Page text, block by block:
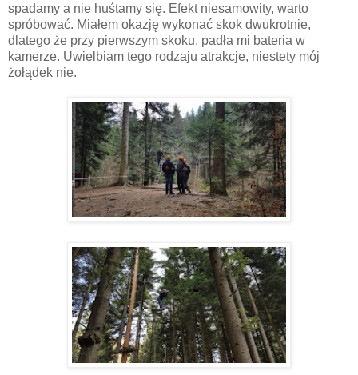
spadamy a nie huśtamy się. Efekt niesamowity, warto
spróbować. Miałem okazję wykonać skok dwukrotnie,
dlatego że przy pierwszym skoku, padła mi bateria w
kamerze. Uwielbiam tego rodzaju atrakcje, niestety mój
żołądek nie.